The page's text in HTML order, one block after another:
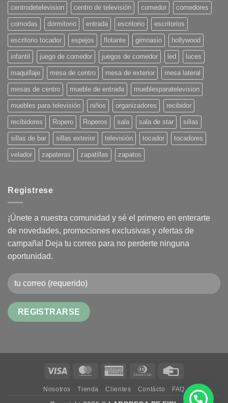
para
el
Verano
2025:
¡Pon
tu
casa
en
onda!
centrodetelevision centro de televisión comedor comedores
comodas dormitorio entrada escritorio escritorios
escritorio tocador espejos flotante gimnasio hollywood
infantil juego de comedor juegos de comedor led luces
maquillaje mesa de centro mesa de exterior mesa lateral
mesas de centro mueble de entrada mueblesparatelevision
muebles para televisión niños organizadores recibidor
recibidores Ropero Roperos sala sala de star sillas
sillas de bar sillas exterior televisión tocador tocadores
velador zapateras zapatillas zapatos
Registrese
¡Únete a nuestra comunidad y sé el primero en enterarte
de novedades, promociones exclusivas y ofertas de
campaña! Deja tu correo para no perderte ninguna
oportunidad.
Visa MasterCardAmerican
Dinners
Card
Nosotros Tienda Clientes Contácto FAQ